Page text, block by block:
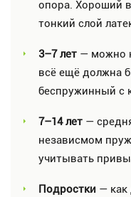
опора. Хороший
тонкий слой
3–7 лет — можно
всё ещё должна
беспружинный с
7–14 лет —
независмом
учитывать
Подростки — как